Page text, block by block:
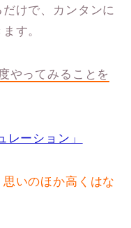
けで、カンタンに
す。
やってみることを
レーション」
いのほか高くはな